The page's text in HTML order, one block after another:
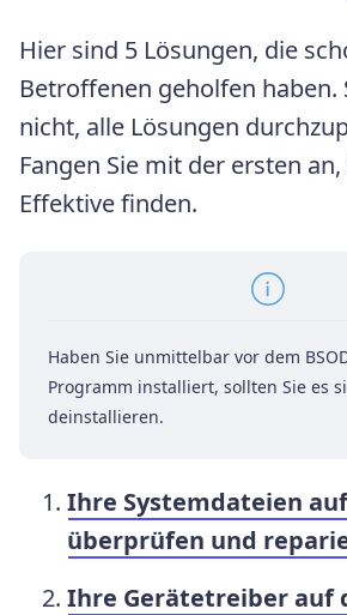
Hier sind 5 Lösungen, die
Betroffenen geholfen haben.
nicht, alle Lösungen
Fangen Sie mit der ersten
Effektive finden.
Haben Sie unmittelbar vor dem
Programm installiert, sollten Sie es
deinstallieren.
Ihre Systemdateien
überprüfen und
Ihre Gerätetreiber auf